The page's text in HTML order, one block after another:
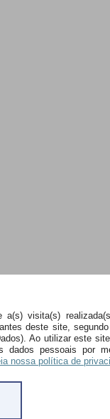
a(s) visita(s)
deste site,
Ao utilizar este
dados pessoais por
nossa política de